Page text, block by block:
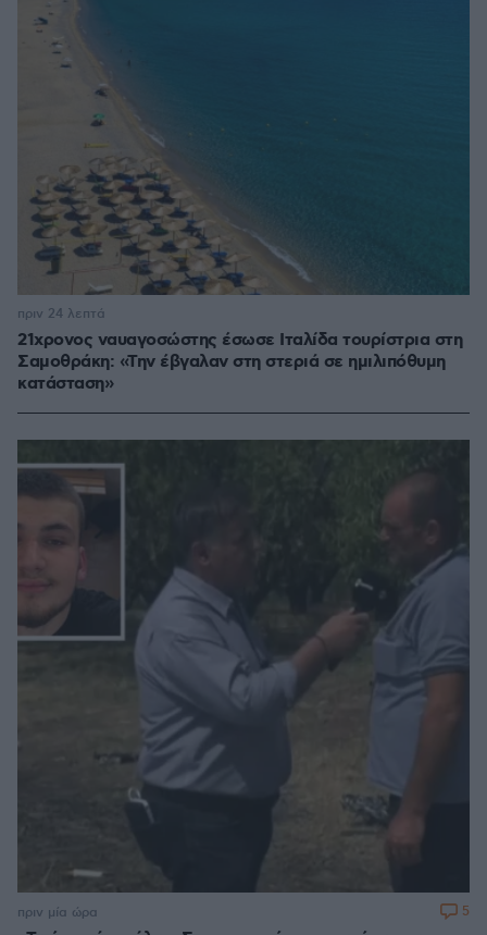
21χρονος ναυαγοσώστης έσωσε Ιταλίδα τουρίστρια στη
Σαμοθράκη: «Την έβγαλαν στη στεριά σε ημιλιπόθυμη
κατάσταση»
πριν 24 λεπτά
πριν μία ώρα 5